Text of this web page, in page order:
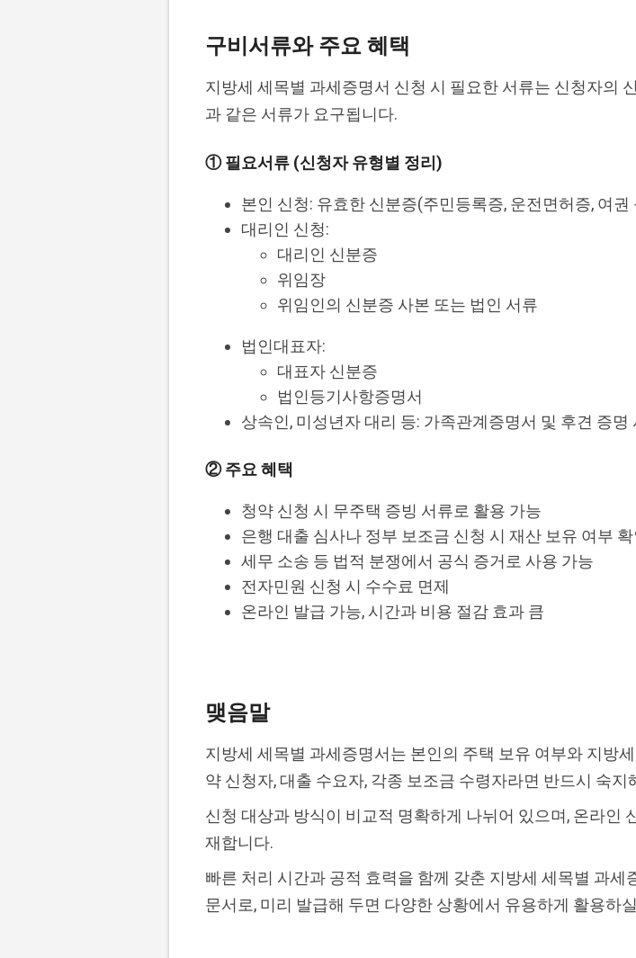
구비서류와 주요 혜택
지방세 세목별 과세증명서 신청 시 필요한 서류는 신청자의
과 같은 서류가 요구됩니다.
① 필요서류 (신청자 유형별 정리)
본인 신청: 유효한 신분증(주민등록증, 운전면허증, 여권
대리인 신청:
대리인 신분증
위임장
위임인의 신분증 사본 또는 법인 서류
법인대표자:
대표자 신분증
법인등기사항증명서
상속인, 미성년자 대리 등: 가족관계증명서 및 후견 증명
② 주요 혜택
청약 신청 시 무주택 증빙 서류로 활용 가능
은행 대출 심사나 정부 보조금 신청 시 재산 보유 여부
세무 소송 등 법적 분쟁에서 공식 증거로 사용 가능
전자민원 신청 시 수수료 면제
온라인 발급 가능, 시간과 비용 절감 효과 큼
맺음말
지방세 세목별 과세증명서는 본인의 주택 보유 여부와 지방
약 신청자, 대출 수요자, 각종 보조금 수령자라면 반드시 숙지
신청 대상과 방식이 비교적 명확하게 나뉘어 있으며, 온라인
재합니다.
빠른 처리 시간과 공적 효력을 함께 갖춘 지방세 세목별 과
문서로, 미리 발급해 두면 다양한 상황에서 유용하게 활용하